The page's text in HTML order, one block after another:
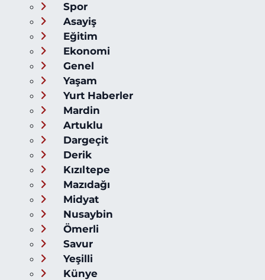
Spor
Asayiş
Eğitim
Ekonomi
Genel
Yaşam
Yurt Haberler
Mardin
Artuklu
Dargeçit
Derik
Kızıltepe
Mazıdağı
Midyat
Nusaybin
Ömerli
Savur
Yeşilli
Künye